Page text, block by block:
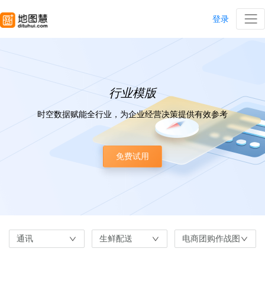
登录
行业模版
时空数据赋能全行业，为企业经营决策提供有效参考
免费试用
通讯 生鲜配送 电商团购作战图